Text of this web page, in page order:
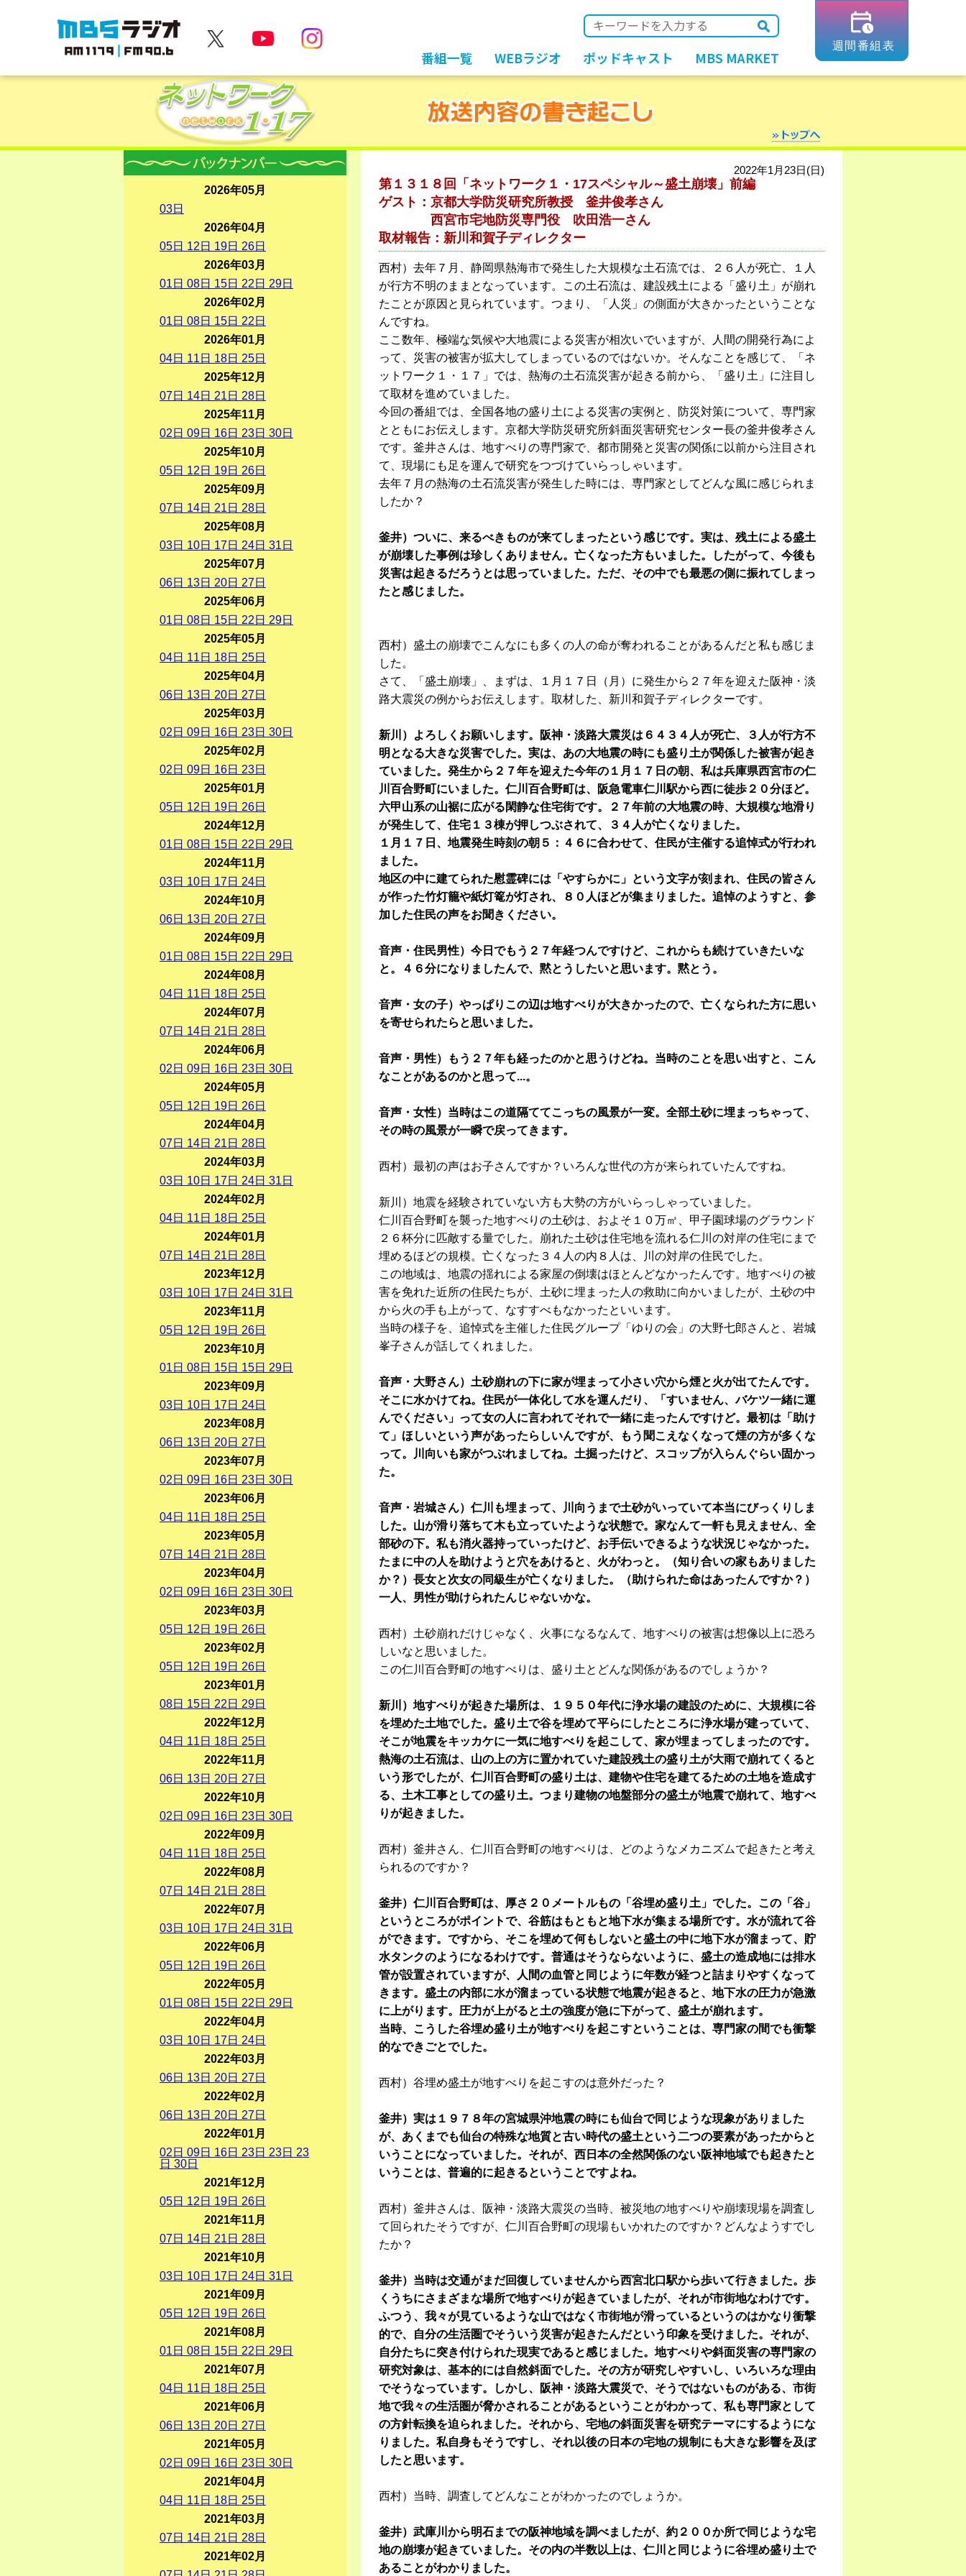
MBSラジオ 1179|FM90.6 番組一覧 WEBラジオ ポッドキャスト MBS MARKET
2022年1月23日(日)
第１３１８回「ネットワーク１・17スペシャル～盛土崩壊」前編
ゲスト：京都大学防災研究所教授 釜井俊孝さん
西宮市宅地防災専門役 吹田浩一さん
取材報告：新川和賀子ディレクター
西村）去年７月、静岡県熱海市で発生した大規模な土石流では、２６人が死亡、１人
が行方不明のままとなっています。この土石流は、建設残土による「盛り土」が崩れ
たことが原因と見られています。つまり、「人災」の側面が大きかったということな
んですね。
ここ数年、極端な気候や大地震による災害が相次いでいますが、人間の開発行為によ
って、災害の被害が拡大してしまっているのではないか。そんなことを感じて、「ネ
ットワーク１・１７」では、熱海の土石流災害が起きる前から、「盛り土」に注目し
て取材を進めていました。
今回の番組では、全国各地の盛り土による災害の実例と、防災対策について、専門家
とともにお伝えします。京都大学防災研究所斜面災害研究センター長の釜井俊孝さん
です。釜井さんは、地すべりの専門家で、都市開発と災害の関係に以前から注目され
て、現場にも足を運んで研究をつづけていらっしゃいます。
去年７月の熱海の土石流災害が発生した時には、専門家としてどんな風に感じられま
したか？
釜井）ついに、来るべきものが来てしまったという感じです。実は、残土による盛土
が崩壊した事例は珍しくありません。亡くなった方もいました。したがって、今後も
災害は起きるだろうとは思っていました。ただ、その中でも最悪の側に振れてしまっ
たと感じました。
西村）盛土の崩壊でこんなにも多くの人の命が奪われることがあるんだと私も感じま
した。
さて、「盛土崩壊」、まずは、１月１７日（月）に発生から２７年を迎えた阪神・淡
路大震災の例からお伝えします。取材した、新川和賀子ディレクターです。
新川）よろしくお願いします。阪神・淡路大震災は６４３４人が死亡、３人が行方不
明となる大きな災害でした。実は、あの大地震の時にも盛り土が関係した被害が起き
ていました。発生から２７年を迎えた今年の１月１７日の朝、私は兵庫県西宮市の仁
川百合野町にいました。仁川百合野町は、阪急電車仁川駅から西に徒歩２０分ほど。
六甲山系の山裾に広がる閑静な住宅街です。２７年前の大地震の時、大規模な地滑り
が発生して、住宅１３棟が押しつぶされて、３４人が亡くなりました。
１月１７日、地震発生時刻の朝５：４６に合わせて、住民が主催する追悼式が行われ
ました。
地区の中に建てられた慰霊碑には「やすらかに」という文字が刻まれ、住民の皆さん
が作った竹灯籠や紙灯篭が灯され、８０人ほどが集まりました。追悼のようすと、参
加した住民の声をお聞きください。
音声・住民男性）今日でもう２７年経つんですけど、これからも続けていきたいな
と。４６分になりましたんで、黙とうしたいと思います。黙とう。
音声・女の子）やっぱりこの辺は地すべりが大きかったので、亡くなられた方に思い
を寄せられたらと思いました。
音声・男性）もう２７年も経ったのかと思うけどね。当時のことを思い出すと、こん
なことがあるのかと思って...。
音声・女性）当時はこの道隔ててこっちの風景が一変。全部土砂に埋まっちゃって、
その時の風景が一瞬で戻ってきます。
西村）最初の声はお子さんですか？いろんな世代の方が来られていたんですね。
新川）地震を経験されていない方も大勢の方がいらっしゃっていました。
仁川百合野町を襲った地すべりの土砂は、およそ１０万㎥、甲子園球場のグラウンド
２６杯分に匹敵する量でした。崩れた土砂は住宅地を流れる仁川の対岸の住宅にまで
埋めるほどの規模。亡くなった３４人の内８人は、川の対岸の住民でした。
この地域は、地震の揺れによる家屋の倒壊はほとんどなかったんです。地すべりの被
害を免れた近所の住民たちが、土砂に埋まった人の救助に向かいましたが、土砂の中
から火の手も上がって、なすすべもなかったといいます。
当時の様子を、追悼式を主催した住民グループ「ゆりの会」の大野七郎さんと、岩城
峯子さんが話してくれました。
音声・大野さん）土砂崩れの下に家が埋まって小さい穴から煙と火が出てたんです。
そこに水かけてね。住民が一体化して水を運んだり、「すいません、バケツ一緒に運
んでください」って女の人に言われてそれで一緒に走ったんですけど。最初は「助け
て」ほしいという声があったらしいんですが、もう聞こえなくなって煙の方が多くな
って。川向いも家がつぶれましてね。土掘ったけど、スコップが入らんぐらい固かっ
た。
音声・岩城さん）仁川も埋まって、川向うまで土砂がいっていて本当にびっくりしま
した。山が滑り落ちて木も立っていたような状態で。家なんて一軒も見えません、全
部砂の下。私も消火器持っていったけど、お手伝いできるような状況じゃなかった。
たまに中の人を助けようと穴をあけると、火がわっと。（知り合いの家もありました
か？）長女と次女の同級生が亡くなりました。（助けられた命はあったんですか？）
一人、男性が助けられたんじゃないかな。
西村）土砂崩れだけじゃなく、火事になるなんて、地すべりの被害は想像以上に恐ろ
しいなと思いました。
この仁川百合野町の地すべりは、盛り土とどんな関係があるのでしょうか？
新川）地すべりが起きた場所は、１９５０年代に浄水場の建設のために、大規模に谷
を埋めた土地でした。盛り土で谷を埋めて平らにしたところに浄水場が建っていて、
そこが地震をキッカケに一気に地すべりを起こして、家が埋まってしまったのです。
熱海の土石流は、山の上の方に置かれていた建設残土の盛り土が大雨で崩れてくると
いう形でしたが、仁川百合野町の盛り土は、建物や住宅を建てるための土地を造成す
る、土木工事としての盛り土。つまり建物の地盤部分の盛土が地震で崩れて、地すべ
りが起きました。
西村）釜井さん、仁川百合野町の地すべりは、どのようなメカニズムで起きたと考え
られるのですか？
釜井）仁川百合野町は、厚さ２０メートルもの「谷埋め盛り土」でした。この「谷」
というところがポイントで、谷筋はもともと地下水が集まる場所です。水が流れて谷
ができます。ですから、そこを埋めて何もしないと盛土の中に地下水が溜まって、貯
水タンクのようになるわけです。普通はそうならないように、盛土の造成地には排水
管が設置されていますが、人間の血管と同じように年数が経つと詰まりやすくなって
きます。盛土の内部に水が溜まっている状態で地震が起きると、地下水の圧力が急激
に上がります。圧力が上がると土の強度が急に下がって、盛土が崩れます。
当時、こうした谷埋め盛り土が地すべりを起こすということは、専門家の間でも衝撃
的なできごとでした。
西村）谷埋め盛土が地すべりを起こすのは意外だった？
釜井）実は１９７８年の宮城県沖地震の時にも仙台で同じような現象がありました
が、あくまでも仙台の特殊な地質と古い時代の盛土という二つの要素があったからと
いうことになっていました。それが、西日本の全然関係のない阪神地域でも起きたと
いうことは、普遍的に起きるということですよね。
西村）釜井さんは、阪神・淡路大震災の当時、被災地の地すべりや崩壊現場を調査し
て回られたそうですが、仁川百合野町の現場もいかれたのですか？どんなようすでし
たか？
釜井）当時は交通がまだ回復していませんから西宮北口駅から歩いて行きました。歩
くうちにさまざまな場所で地すべりが起きていましたが、それが市街地なわけです。
ふつう、我々が見ているような山ではなく市街地が滑っているというのはかなり衝撃
的で、自分の生活圏でそういう災害が起きたんだという印象を受けました。それが、
自分たちに突き付けられた現実であると感じました。地すべりや斜面災害の専門家の
研究対象は、基本的には自然斜面でした。その方が研究しやすいし、いろいろな理由
でそうなっています。しかし、阪神・淡路大震災で、そうではないものがある、市街
地で我々の生活圏が脅かされることがあるということがわかって、私も専門家として
の方針転換を迫られました。それから、宅地の斜面災害を研究テーマにするようにな
りました。私自身もそうですし、それ以後の日本の宅地の規制にも大きな影響を及ぼ
したと思います。
西村）当時、調査してどんなことがわかったのでしょうか。
釜井）武庫川から明石までの阪神地域を調べましたが、約２００か所で同じような宅
地の崩壊が起きていました。その内の半数以上は、仁川と同じように谷埋め盛り土で
あることがわかりました。
2026年05月
03日
2026年04月
05日 12 日 19日 26日
2026年03月
01 日 08日 15日 22 日 29日
2026年02月
01 日 08日 15日 22 日
2026年01月
04日 11 日 18日 25日
2025年12月
07日 14日 21 日 28日
2025年11月
02 日 09日 16日 23日 30日
2025年10月
05日 12 日 19日 26日
2025年09月
07日 14日 21 日 28日
2025年08月
03日 10日 17日 24日 31 日
2025年07月
06日 13日 20日 27日
2025年06月
01 日 08日 15日 22 日 29日
2025年05月
04日 11 日 18日 25日
2025年04月
06日 13日 20日 27日
2025年03月
02 日 09日 16日 23日 30日
2025年02月
02 日 09日 16日 23日
2025年01月
05日 12 日 19日 26日
2024年12月
01 日 08日 15日 22 日 29日
2024年11月
03日 10日 17日 24日
2024年10月
06日 13日 20日 27日
2024年09月
01 日 08日 15日 22 日 29日
2024年08月
04日 11 日 18日 25日
2024年07月
07日 14日 21 日 28日
2024年06月
02 日 09日 16日 23日 30日
2024年05月
05日 12 日 19日 26日
2024年04月
07日 14日 21 日 28日
2024年03月
03日 10日 17日 24日 31 日
2024年02月
04日 11 日 18日 25日
2024年01月
07日 14日 21 日 28日
2023年12月
03日 10日 17日 24日 31 日
2023年11月
05日 12 日 19日 26日
2023年10月
01 日 08日 15日 15日 29日
2023年09月
03日 10日 17日 24日
2023年08月
06日 13日 20日 27日
2023年07月
02 日 09日 16日 23日 30日
2023年06月
04日 11 日 18日 25日
2023年05月
07日 14日 21 日 28日
2023年04月
02 日 09日 16日 23日 30日
2023年03月
05日 12 日 19日 26日
2023年02月
05日 12 日 19日 26日
2023年01月
08日 15日 22 日 29日
2022年12月
04日 11 日 18日 25日
2022年11月
06日 13日 20日 27日
2022年10月
02 日 09日 16日 23日 30日
2022年09月
04日 11 日 18日 25日
2022年08月
07日 14日 21 日 28日
2022年07月
03日 10日 17日 24日 31 日
2022年06月
05日 12 日 19日 26日
2022年05月
01 日 08日 15日 22 日 29日
2022年04月
03日 10日 17日 24日
2022年03月
06日 13日 20日 27日
2022年02月
06日 13日 20日 27日
2022年01月
02 日 09日 16日 23日 23日 23
日 30日
2021年12月
05日 12 日 19日 26日
2021年11月
07日 14日 21 日 28日
2021年10月
03日 10日 17日 24日 31 日
2021年09月
05日 12 日 19日 26日
2021年08月
01 日 08日 15日 22 日 29日
2021年07月
04日 11 日 18日 25日
2021年06月
06日 13日 20日 27日
2021年05月
02 日 09日 16日 23日 30日
2021年04月
04日 11 日 18日 25日
2021年03月
07日 14日 21 日 28日
2021年02月